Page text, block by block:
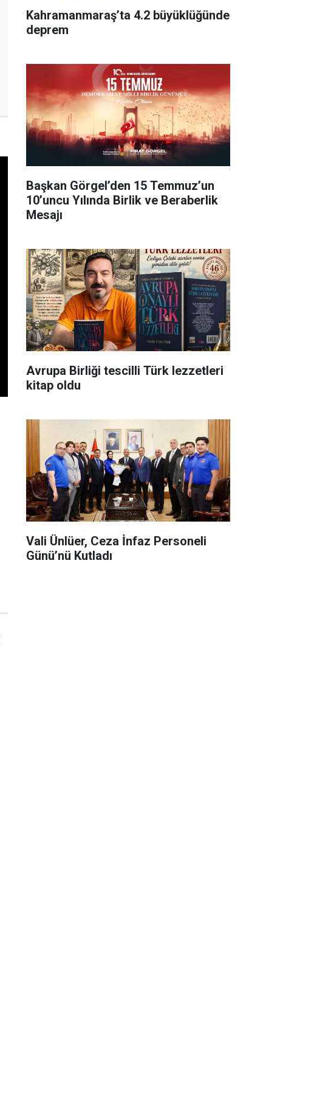
Kahramanmaraş’ta 4.2 büyüklüğünde
deprem
Başkan Görgel’den 15 Temmuz’un
10’uncu Yılında Birlik ve Beraberlik
Mesajı
Avrupa Birliği tescilli Türk lezzetleri
kitap oldu
Vali Ünlüer, Ceza İnfaz Personeli
Günü’nü Kutladı